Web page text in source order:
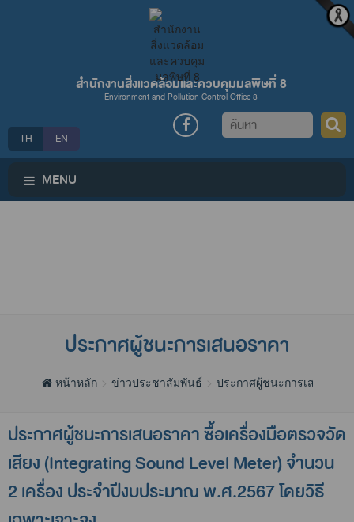
สำนักงานสิ่งแวดล้อมและควบคุมมลพิษที่ 8
Environment and Pollution Control Office 8
TH EN
ค้นหา
MENU
ประกาศผู้ชนะการเสนอราคา
หน้าหลัก ข่าวประชาสัมพันธ์ ประกาศผู้ชนะการเสนอราคา
ประกาศผู้ชนะการเสนอราคา ซื้อเครื่องมือตรวจวัด
เสียง (Integrating Sound Level Meter) จำนวน
2 เครื่อง ประจำปีงบประมาณ พ.ศ.2567 โดยวิธี